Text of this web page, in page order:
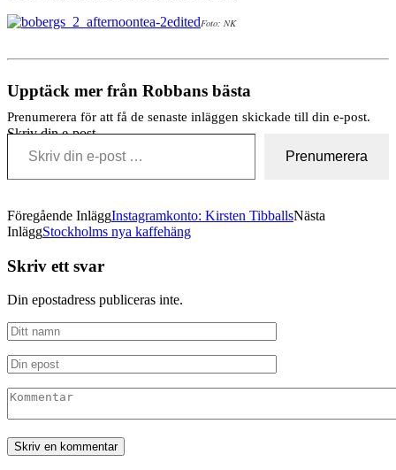
Foto: NK
Upptäck mer från Robbans bästa
Prenumerera för att få de senaste inläggen skickade till din e-post.
Skriv din e-post …
Prenumerera
Föregående InläggInstagramkonto: Kirsten TibballsNästa
InläggStockholms nya kaffehäng
Skriv ett svar
Din epostadress publiceras inte.